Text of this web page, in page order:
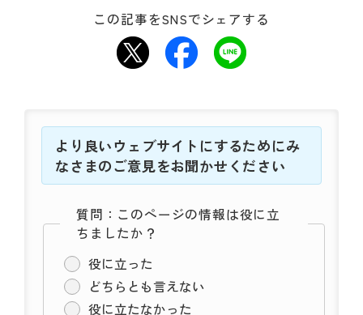
この記事をSNSでシェアする
より良いウェブサイトにするためにみ
なさまのご意見をお聞かせください
質問：このページの情報は役に立
ちましたか？
役に立った
どちらとも言えない
役に立たなかった